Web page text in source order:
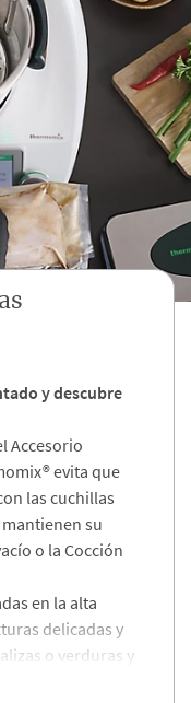
y descubre
Accesorio
evita que
las cuchillas
su
o la Cocción
en la alta
delicadas y
o verduras y